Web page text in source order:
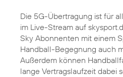
Die 5G-Übertragung ist für
im Live-Stream auf
Sky Abonnenten mit einem
Handball-Begegnung auch
Außerdem können
lange Vertragslaufzeit dabei